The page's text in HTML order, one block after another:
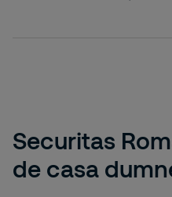
Securitas
de casa